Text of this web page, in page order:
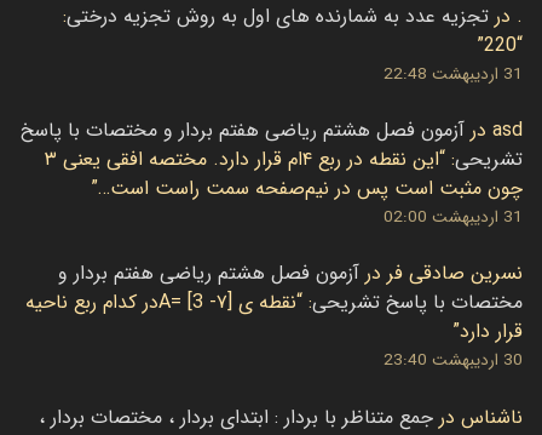
. در تجزیه عدد به شمارنده های اول به روش تجزیه درختی:
“
220
”
31 اردیبهشت 22:48
‌asd در آزمون فصل هشتم ریاضی هفتم بردار و مختصات با پاسخ
تشریحی: “
این نقطه در ربع ۴ام قرار دارد. مختصه افقی یعنی ۳
چون مثبت است پس در نیم‌صفحه سمت راست است…”
31 اردیبهشت 02:00
نسرین صادقی فر در آزمون فصل هشتم ریاضی هفتم بردار و
مختصات با پاسخ تشریحی: “
نقطه ی [۷- 3] =Aدر کدام ربع ناحیه
قرار دارد”
30 اردیبهشت 23:40
ناشناس در جمع متناظر با بردار : ابتدای بردار ، مختصات بردار ،